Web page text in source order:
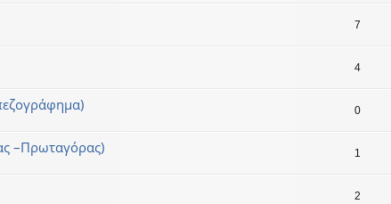
7
4
0
–Πρωταγόρας) 1
2